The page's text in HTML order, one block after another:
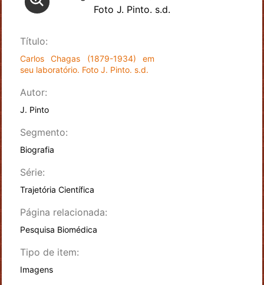
Título:
Carlos Chagas (1879-1934) em
seu laboratório. Foto J. Pinto. s.d.
Autor:
J. Pinto
Segmento:
Biografia
Série:
Trajetória Científica
Página relacionada:
Pesquisa Biomédica
Tipo de item:
Imagens